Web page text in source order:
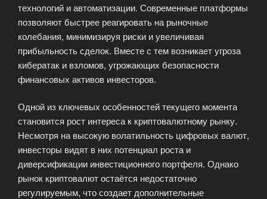
технологий и автоматизации. Современные платформы
позволяют быстрее реагировать на рыночные
колебания, минимизируя риски и увеличивая
прибыльность сделок. Вместе с тем возникает угроза
кибератак и взломов, угрожающих безопасности
финансовых активов инвесторов.
Одной из ключевых особенностей текущего момента
становится рост интереса к криптовалютному рынку.
Несмотря на высокую волатильность цифровых валют,
инвесторы видят в них потенциал роста и
диверсификации инвестиционного портфеля. Однако
рынок криптовалют остаётся недостаточно
регулируемым, что создает дополнительные